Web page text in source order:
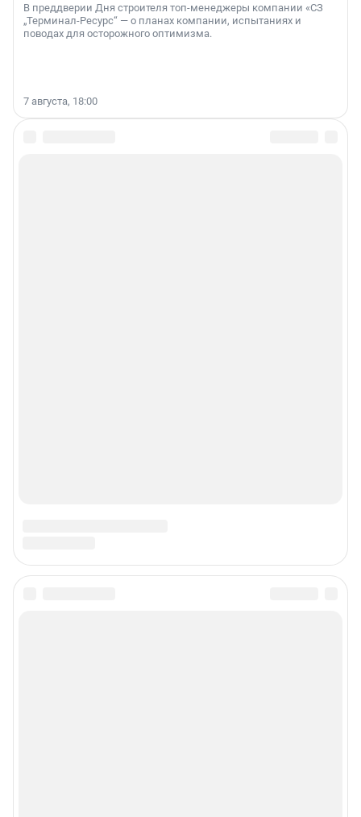
В преддверии Дня строителя топ-менеджеры компании «СЗ
„Терминал-Ресурс“ — о планах компании, испытаниях и
поводах для осторожного оптимизма.
7 августа, 18:00